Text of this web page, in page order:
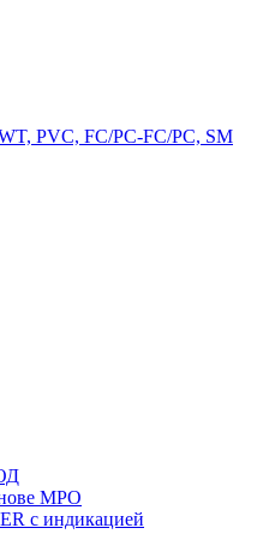
PVC, FC/PC-FC/PC, SM
MPO
с индикацией